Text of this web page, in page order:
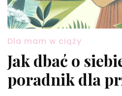
Dla mam w ciąży
Jak dbać o
poradnik dla